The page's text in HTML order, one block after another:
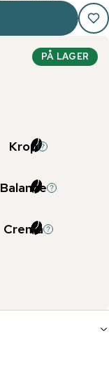
PÅ LAGER
Krop
Balance
Crema